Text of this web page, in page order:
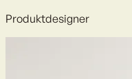
Produktdesigner